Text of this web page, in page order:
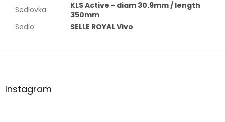
Sedlovka:
KLS Active - diam 30.9mm / length
350mm
Sedlo: SELLE ROYAL Vivo
Z
aInstagram